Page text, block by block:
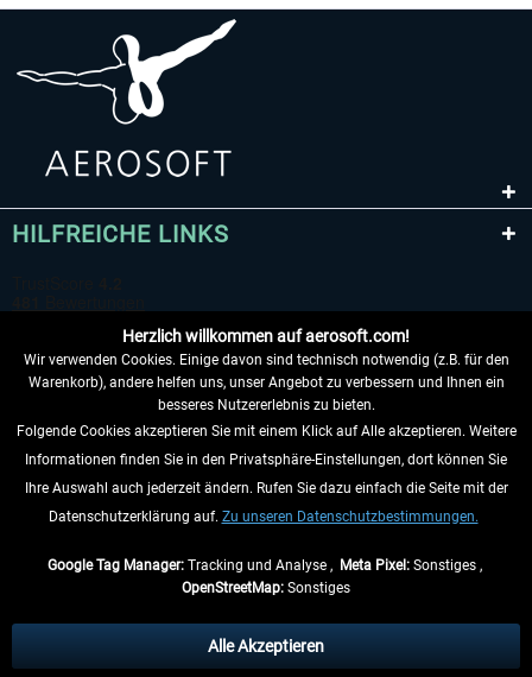
HILFREICHE LINKS
VERTRAG WIDERRUFEN
INFORMATIONEN
anders beschrieben.
** Gilt für Lieferungen innerhalb Deutschlands, Lieferzeiten für andere Länder
Herzlich willkommen auf aerosoft.com!
Wir verwenden Cookies. Einige davon sind technisch notwendig (z.B. für den
Warenkorb), andere helfen uns, unser Angebot zu verbessern und Ihnen ein
besseres Nutzererlebnis zu bieten.
Folgende Cookies akzeptieren Sie mit einem Klick auf Alle akzeptieren. Weitere
Informationen finden Sie in den Privatsphäre-Einstellungen, dort können Sie
Ihre Auswahl auch jederzeit ändern. Rufen Sie dazu einfach die Seite mit der
Datenschutzerklärung auf. Zu unseren Datenschutzbestimmungen.
Google Tag Manager:Tracking und Analyse , Meta Pixel:Sonstiges ,
OpenStreetMap: Sonstiges
Alle Akzeptieren